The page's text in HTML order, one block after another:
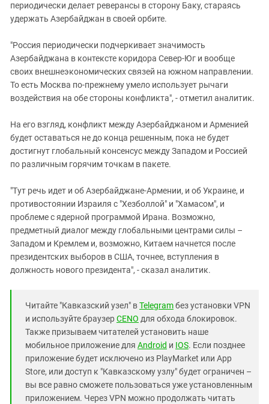
периодически делает реверансы в сторону Баку, стараясь
удержать Азербайджан в своей орбите.
"Россия периодически подчеркивает значимость
Азербайджана в контексте коридора Север-Юг и вообще
своих внешнеэкономических связей на южном направлении.
То есть Москва по-прежнему умело использует рычаги
воздействия на обе стороны конфликта", - отметил аналитик.
На его взгляд, конфликт между Азербайджаном и Арменией
будет оставаться не до конца решенным, пока не будет
достигнут глобальный консенсус между Западом и Россией
по различным горячим точкам в пакете.
"Тут речь идет и об Азербайджане-Армении, и об Украине, и
противостоянии Израиля с "Хезболлой" и "Хамасом", и
проблеме с ядерной программой Ирана. Возможно,
предметный диалог между глобальными центрами силы –
Западом и Кремлем и, возможно, Китаем начнется после
президентских выборов в США, точнее, вступления в
должность нового президента", - сказал аналитик.
Читайте "Кавказский узел" вTelegramбез установки VPN
и используйте браузерCENO для обхода блокировок.
Также призываем читателей установить наше
мобильное приложение для Android и IOS. Если позднее
приложение будет исключено из PlayMarket или App
Store, или доступ к "Кавказскому узлу" будет ограничен –
вы все равно сможете пользоваться уже установленным
приложением. Через VPN можно продолжать читать